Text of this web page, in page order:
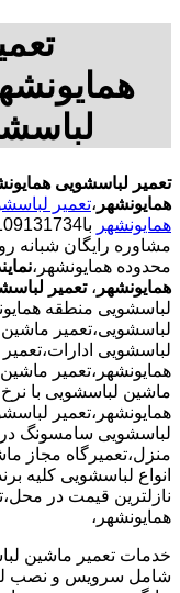
تعمیر لباسشویی
همایونشهر ،تعمیر
همایونشهر
مشاوره رایگان شبانه
محدوده همایونشهر،
همایونشهر ، تعمیر
لباسشویی منطقه
لباسشویی،تعمیر
لباسشویی
همایونشهر،تعمیر
ماشین لباسشویی با نرخ
همایونشهر،تعمیر
لباسشویی سامسونگ در
منزل،تعمیرگاه مجاز
انواع لباسشویی کلیه
نازلترین قیمت در
همایونشهر،
خدمات تعمیر ماشین
شامل سرویس و نصب